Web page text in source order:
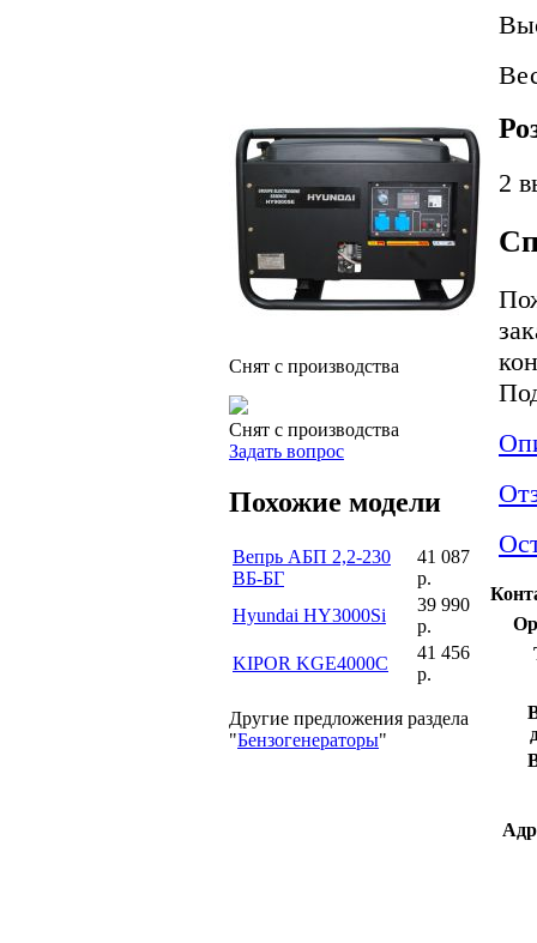
Снят с производства
Снят с производства
Задать вопрос
Похожие модели
Вепрь АБП 2,2-230
ВБ-БГ
41 087
р.
Hyundai HY3000Si
39 990
р.
KIPOR KGE4000С
41 456
р.
Другие предложения раздела
"Бензогенераторы"
2